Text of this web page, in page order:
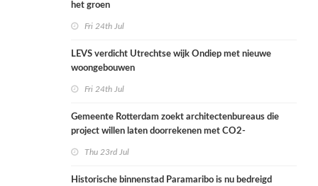
het groen
Fri 24th Jul
LEVS verdicht Utrechtse wijk Ondiep met nieuwe
woongebouwen
Fri 24th Jul
Gemeente Rotterdam zoekt architectenbureaus die
project willen laten doorrekenen met CO2-
Thu 23rd Jul
Historische binnenstad Paramaribo is nu bedreigd